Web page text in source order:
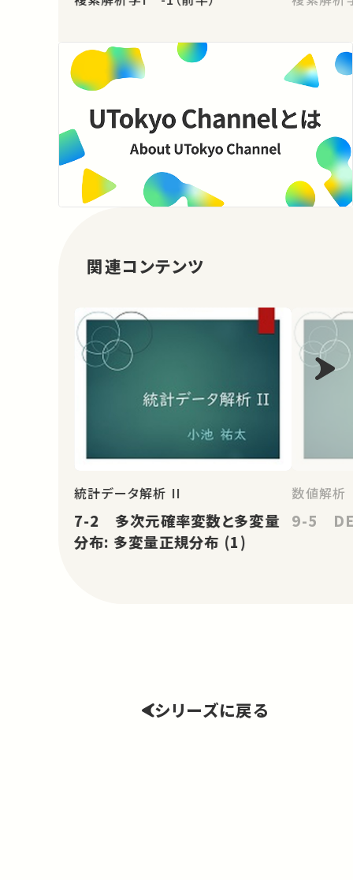
関連コンテンツ
統計データ解析 II
7-2 多次元確率変数と多変量
分布: 多変量正規分布 (1)
数値解析
9-5 DE
シリーズに戻る